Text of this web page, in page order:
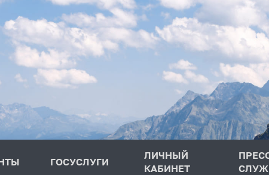
ГОСУСЛУГИ
ЛИЧНЫЙ
КАБИНЕТ